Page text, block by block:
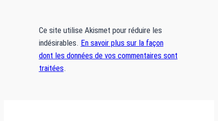
Ce site utilise Akismet pour réduire les
indésirables. En savoir plus sur la façon
dont les données de vos commentaires sont
traitées.